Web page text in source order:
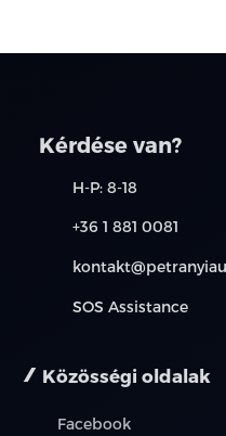
Kérdése van?
H-P: 8-18
+36 1 881 0081
SOS Assistance
Közösségi oldalak
Facebook